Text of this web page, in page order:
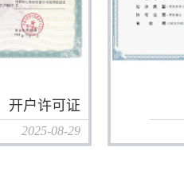
开户许可证
2025-08-29